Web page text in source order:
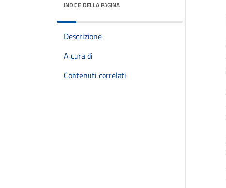
INDICE DELLA PAGINA
Descrizione
A cura di
Contenuti correlati